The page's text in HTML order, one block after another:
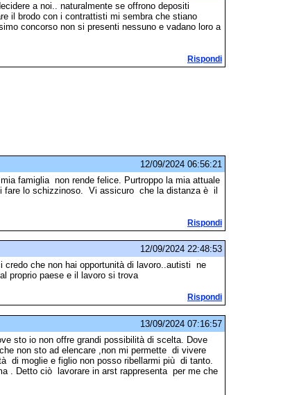
a noi.. naturalmente se offrono depositi
il brodo con i contrattisti mi sembra che stiano
concorso non si presenti nessuno e vadano loro a
Rispondi
12/09/2024 06:56:21
famiglia non rende felice. Purtroppo la mia attuale
fare lo schizzinoso. Vi assicuro che la distanza è il
Rispondi
12/09/2024 22:48:53
credo che non hai opportunità di lavoro..autisti ne
proprio paese e il lavoro si trova
Rispondi
13/09/2024 07:16:57
sto io non offre grandi possibilità di scelta. Dove
non sto ad elencare ,non mi permette di vivere
di moglie e figlio non posso ribellarmi più di tanto.
. Detto ciò lavorare in arst rappresenta per me che